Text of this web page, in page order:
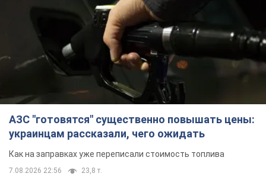
АЗС "готовятся" существенно повышать цены:
украинцам рассказали, чего ожидать
Как на заправках уже переписали стоимость топлива
7.08.2026 22:56 23,8 т.